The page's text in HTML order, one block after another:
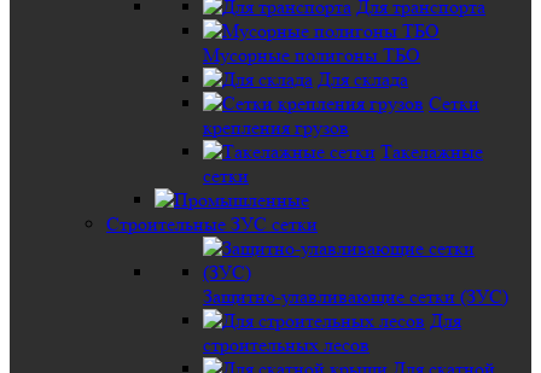
Для транспорта
Мусорные полигоны ТБО
Для склада
Сетки
крепления грузов
Такелажные
сетки
Строительные ЗУС сетки
Защитно-улавливающие сетки (ЗУС)
Для
строительных лесов